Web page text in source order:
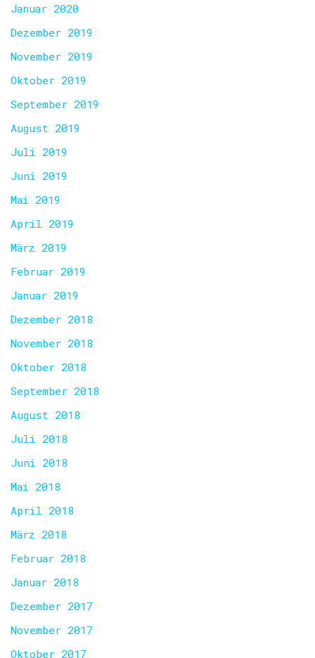
Januar 2020
Dezember 2019
November 2019
Oktober 2019
September 2019
August 2019
Juli 2019
Juni 2019
Mai 2019
April 2019
März 2019
Februar 2019
Januar 2019
Dezember 2018
November 2018
Oktober 2018
September 2018
August 2018
Juli 2018
Juni 2018
Mai 2018
April 2018
März 2018
Februar 2018
Januar 2018
Dezember 2017
November 2017
Oktober 2017